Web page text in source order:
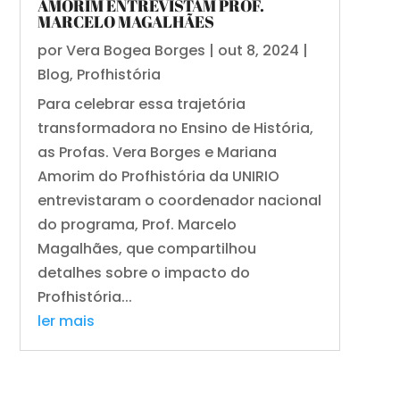
AMORIM ENTREVISTAM PROF.
MARCELO MAGALHÃES
porVera Bogea Borges | out 8, 2024 |
Blog, Profhistória
Para celebrar essa trajetória
transformadora no Ensino de História,
as Profas. Vera Borges e Mariana
Amorim do Profhistória da UNIRIO
entrevistaram o coordenador nacional
do programa, Prof. Marcelo
Magalhães, que compartilhou
detalhes sobre o impacto do
Profhistória...
ler mais